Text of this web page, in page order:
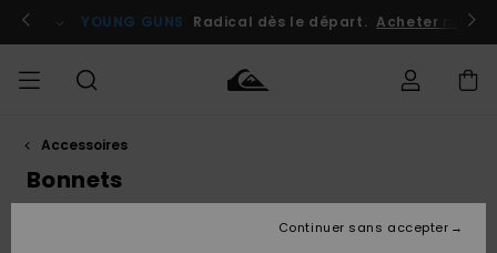
de
grille
des
produits
Se connecter / s'inscrire
YOUNG GUNS Radical dès le départ. Acheter
HOMME
Accessoires
Bonnets
Sous-Vêtements Gants
Continuer sans accepter